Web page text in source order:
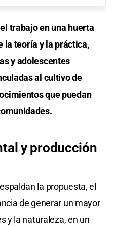
trabajo en una huerta
la teoría y la práctica,
y adolescentes
al cultivo de
que puedan
y producción
la propuesta, el
de generar un mayor
y la naturaleza, en un